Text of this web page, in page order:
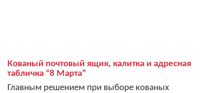
Кованый почтовый ящик, калитка и адресная
табличка “8 Марта”
Главным решением при выборе кованых